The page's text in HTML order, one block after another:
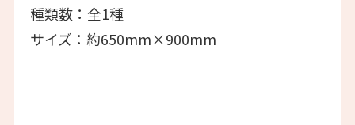
種類数：全1種
サイズ：約650mm×900mm